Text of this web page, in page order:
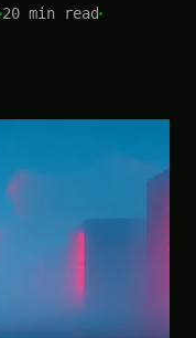
20 min read